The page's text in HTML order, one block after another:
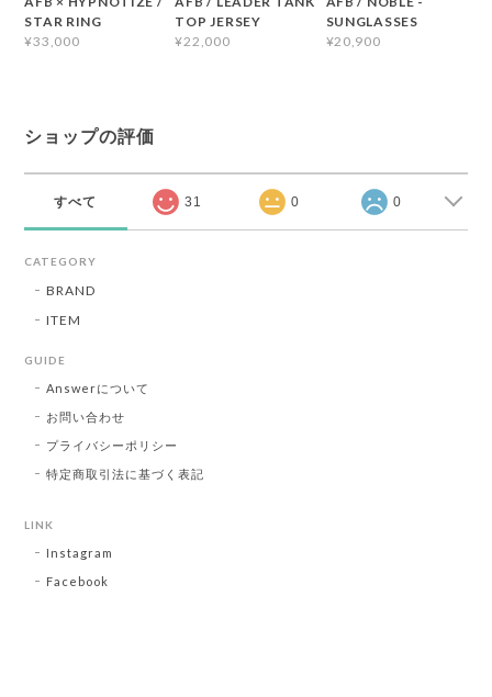
STAR RING
¥33,000
TOP JERSEY
¥22,000
SUNGLASSES
¥20,900
ショップの評価
すべて 31 0 0
CATEGORY
BRAND
ITEM
GUIDE
Answerについて
お問い合わせ
プライバシーポリシー
特定商取引法に基づく表記
LINK
Instagram
Facebook